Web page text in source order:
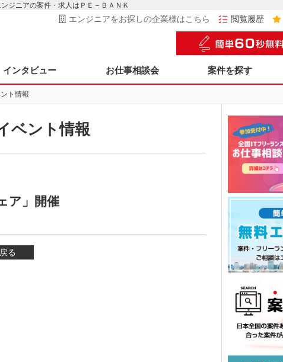
ジニアの案件・求人はＰＥ－ＢＡＮＫ
エンジニアをお探しの企業様はこちら 閲覧履歴
インタビュー お仕事相談会 案件を探す
ト情報
ベント情報
ア」開催
る